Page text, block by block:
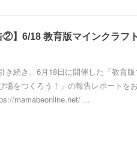
②】6/18 教育版マインクラフ
き続き、6月18日に開催した「教育
場をつくろう！」の報告レポートを
mamabeonline.net/ ...